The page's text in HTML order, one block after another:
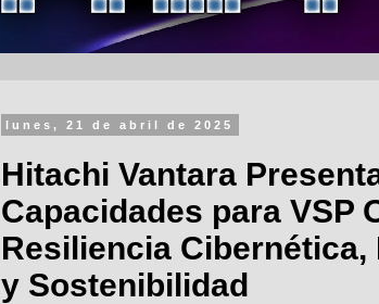
lunes, 21 de abril de 2025
Hitachi Vantara
Capacidades para VSP
Resiliencia Cibernética,
y Sostenibilidad